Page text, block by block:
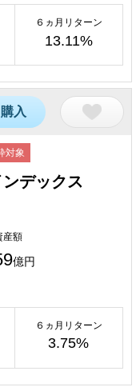
６ヵ月リターン
13.11%
購入
対象
ンデックス
産額
億円
６ヵ月リターン
3.75%